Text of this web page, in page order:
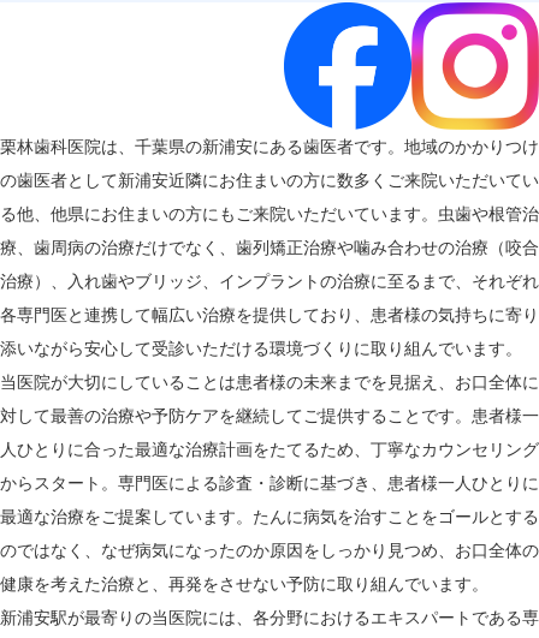
栗林歯科医院は、千葉県の新浦安にある歯医者です。地域のかかりつけ
の歯医者として新浦安近隣にお住まいの方に数多くご来院いただいてい
る他、他県にお住まいの方にもご来院いただいています。虫歯や根管治
療、歯周病の治療だけでなく、歯列矯正治療や噛み合わせの治療（咬合
治療）、入れ歯やブリッジ、インプラントの治療に至るまで、それぞれ
各専門医と連携して幅広い治療を提供しており、患者様の気持ちに寄り
添いながら安心して受診いただける環境づくりに取り組んでいます。
当医院が大切にしていることは患者様の未来までを見据え、お口全体に
対して最善の治療や予防ケアを継続してご提供することです。患者様一
人ひとりに合った最適な治療計画をたてるため、丁寧なカウンセリング
からスタート。専門医による診査・診断に基づき、患者様一人ひとりに
最適な治療をご提案しています。たんに病気を治すことをゴールとする
のではなく、なぜ病気になったのか原因をしっかり見つめ、お口全体の
健康を考えた治療と、再発をさせない予防に取り組んでいます。
新浦安駅が最寄りの当医院には、各分野におけるエキスパートである専